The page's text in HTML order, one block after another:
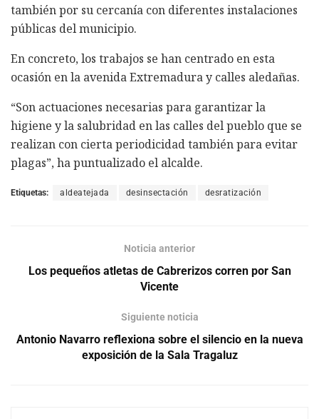
también por su cercanía con diferentes instalaciones
públicas del municipio.
En concreto, los trabajos se han centrado en esta
ocasión en la avenida Extremadura y calles aledañas.
“Son actuaciones necesarias para garantizar la
higiene y la salubridad en las calles del pueblo que se
realizan con cierta periodicidad también para evitar
plagas”, ha puntualizado el alcalde.
Etiquetas: aldeatejada desinsectación desratización
Noticia anterior
Los pequeños atletas de Cabrerizos corren por San
Vicente
Siguiente noticia
Antonio Navarro reflexiona sobre el silencio en la nueva
exposición de la Sala Tragaluz